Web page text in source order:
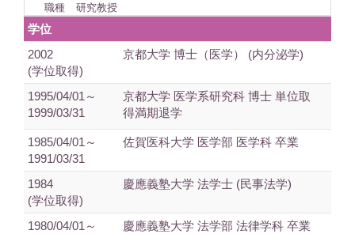
職種
研究教授
学位
2002
(学位取得)
京都大学 博士（医学） (内分泌学)
1995/04/01～
1999/03/31
京都大学 医学系研究科 博士 単位取
得満期退学
1985/04/01～
1991/03/31
佐賀医科大学 医学部 医学科 卒業
1984
(学位取得)
慶應義塾大学 法学士 (民事法学)
1980/04/01～
慶應義塾大学 法学部 法律学科 卒業